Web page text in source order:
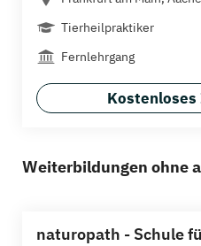
Tierheilpraktiker
Fernlehrgang
Weiterbildungen ohne
naturopath - Schule